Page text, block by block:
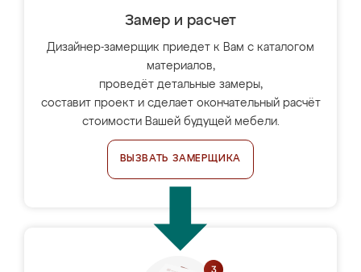
Замер и расчет
Дизайнер-замерщик приедет к Вам с каталогом
материалов,
проведёт детальные замеры,
составит проект и сделает окончательный расчёт
стоимости Вашей будущей мебели.
ВЫЗВАТЬ ЗАМЕРЩИКА